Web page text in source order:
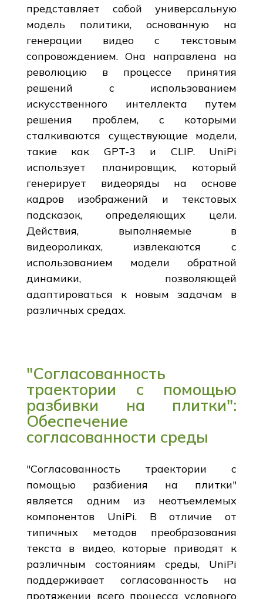
представляет собой универсальную
модель политики, основанную на
генерации видео с текстовым
сопровождением. Она направлена на
революцию в процессе принятия
решений с использованием
искусственного интеллекта путем
решения проблем, с которыми
сталкиваются существующие модели,
такие как GPT-3 и CLIP. UniPi
использует планировщик, который
генерирует видеоряды на основе
кадров изображений и текстовых
подсказок, определяющих цели.
Действия, выполняемые в
видеороликах, извлекаются с
использованием модели обратной
динамики, позволяющей
адаптироваться к новым задачам в
различных средах.
"Согласованность
траектории с помощью
разбивки на плитки":
Обеспечение
согласованности среды
"Согласованность траектории с
помощью разбиения на плитки"
является одним из неотъемлемых
компонентов UniPi. В отличие от
типичных методов преобразования
текста в видео, которые приводят к
различным состояниям среды, UniPi
поддерживает согласованность на
протяжении всего процесса условного